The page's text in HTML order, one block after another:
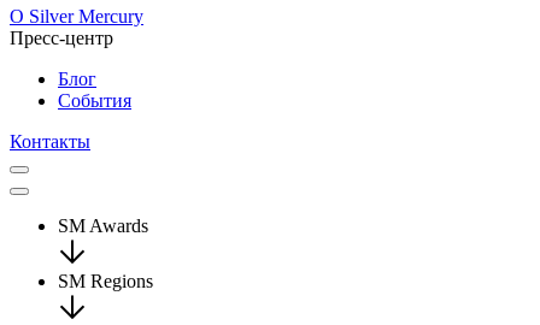
О Silver Mercury
Пресс-центр
Блог
События
Контакты
SM Awards
SM Regions